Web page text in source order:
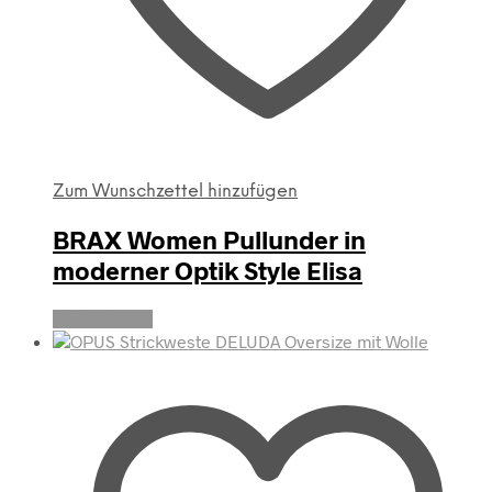
Zum Wunschzettel hinzufügen
BRAX Women Pullunder in
moderner Optik Style Elisa